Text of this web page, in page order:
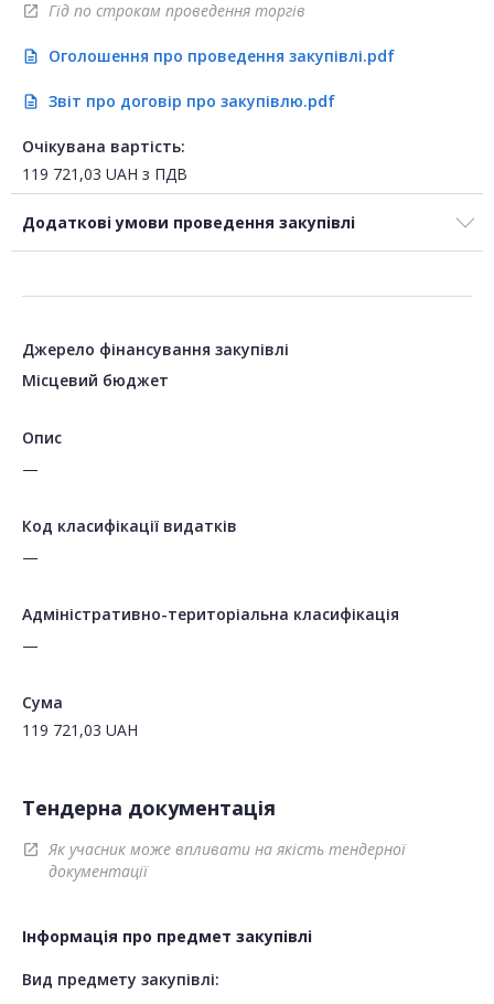
open_in_new Гід по строкам проведення торгів
description Оголошення про проведення закупівлі.pdf
description Звіт про договір про закупівлю.pdf
Очікувана вартість:
119 721,03 UAH з ПДВ
Додаткові умови проведення закупівлі
Джерело фінансування закупівлі
Місцевий бюджет
Опис
—
Код класифікації видатків
—
Адміністративно-територіальна класифікація
—
Сума
119 721,03 UAH
Тендерна документація
open_in_new
Як учасник може впливати на якість тендерної
документації
Інформація про предмет закупівлі
Вид предмету закупівлі: